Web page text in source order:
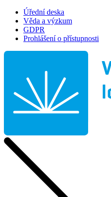
Úřední deska
Věda a výzkum
GDPR
Prohlášení o přístupnosti